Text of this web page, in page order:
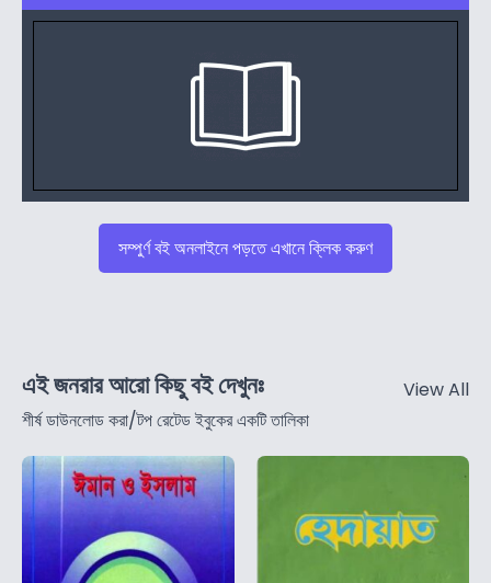
সম্পুর্ণ বই অনলাইনে পড়তে এখানে ক্লিক করুণ
এই জনরার আরো কিছু বই দেখুনঃ
শীর্ষ ডাউনলোড করা/টপ রেটেড ইবুকের একটি তালিকা
View All